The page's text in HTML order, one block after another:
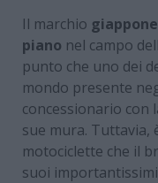
Il marchio
piano nel campo
punto che uno dei
mondo presente
concessionario con
sue mura. Tuttavia,
motociclette che il
suoi